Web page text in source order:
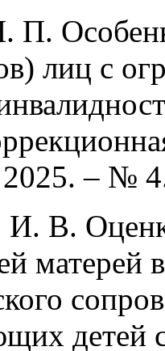
П.
лиц с
2025. – №
В.
матерей
детей